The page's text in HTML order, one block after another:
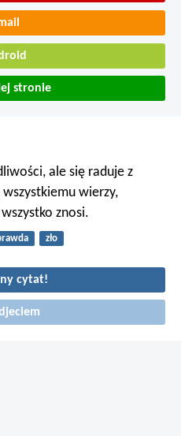
stronie
ale się raduje z
wierzy,
znosi.
zło
cytat!